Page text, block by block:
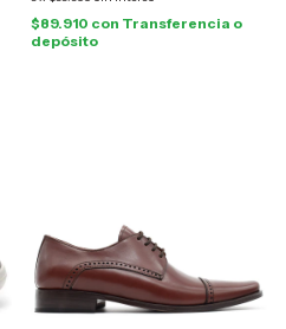
$89.910 con Transferencia o
depósito